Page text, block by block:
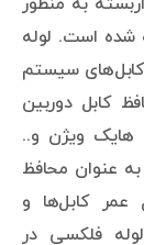
شده است. لوله
سیستم
کابل دوربین
هایک ویژن و..
به عنوان محافظ
عمر کابل‌ها و
فلکسی در